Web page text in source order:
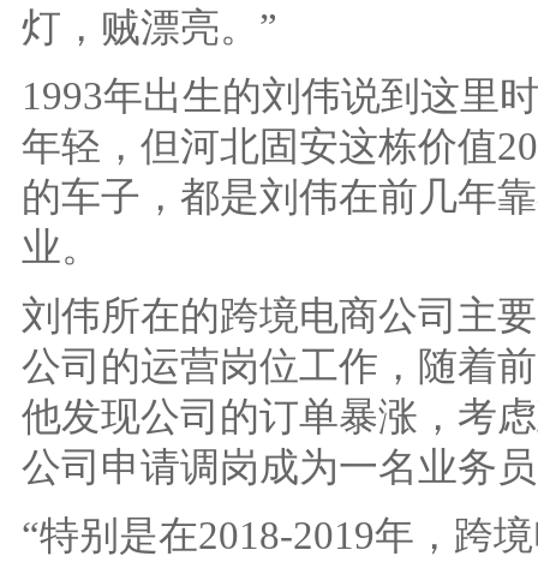
灯，贼漂亮。”
1993年出生的刘伟说到这里
年轻，但河北固安这栋价值
的车子，都是刘伟在前几年
业。
刘伟所在的跨境电商公司主
公司的运营岗位工作，随着
他发现公司的订单暴涨，考
公司申请调岗成为一名业务
“特别是在2018-2019年，跨